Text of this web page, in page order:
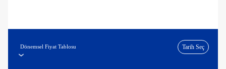
Dönemsel Fiyat Tablosu Tarih Seç